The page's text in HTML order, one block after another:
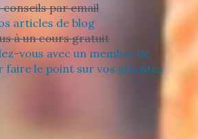
conseils par email
articles de blog
à un cours gratuit
vous avec un membre de
faire le point sur vos attentes